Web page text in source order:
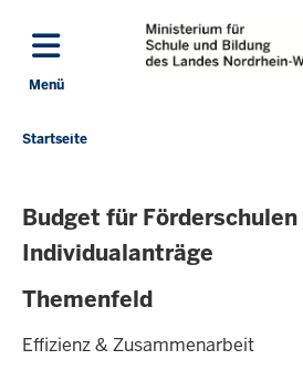
Direkt zum
Menü
Sie
hier
Startseite
Budget für
Individualanträge
Themenfeld
Effizienz & Zusammenarbeit